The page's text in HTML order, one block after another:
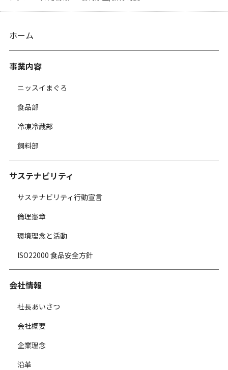
ホーム
事業内容
ニッスイまぐろ
食品部
冷凍冷蔵部
飼料部
サステナビリティ
サステナビリティ行動宣言
倫理憲章
環境理念と活動
ISO22000 食品安全方針
会社情報
社長あいさつ
会社概要
企業理念
沿革